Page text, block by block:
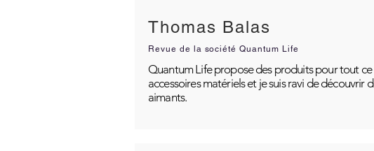
Thomas Balas
Revue de la société Quantum Life
Quantum Life propose des produits pour tout
accessoires matériels et je suis ravi de
aimants.